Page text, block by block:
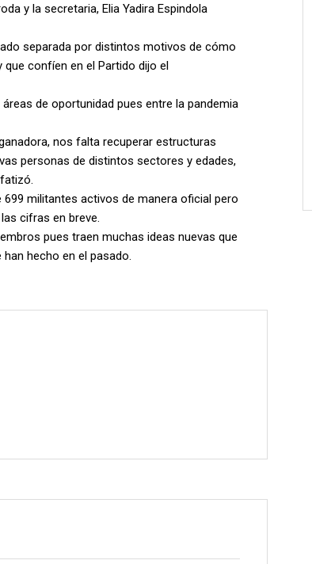
y la secretaria, Elia Yadira Espindola
separada por distintos motivos de cómo
confíen en el Partido dijo el
de oportunidad pues entre la pandemia
nos falta recuperar estructuras
personas de distintos sectores y edades,
militantes activos de manera oficial pero
cifras en breve.
pues traen muchas ideas nuevas que
hecho en el pasado.